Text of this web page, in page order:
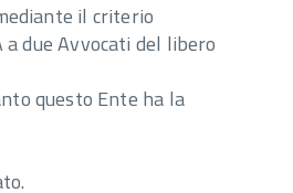
il criterio
due Avvocati del libero
questo Ente ha la